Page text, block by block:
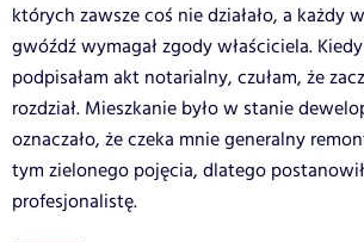
których zawsze coś nie działało, a każdy
gwóźdź wymagał zgody właściciela.
podpisałam akt notarialny, czułam, że
rozdział. Mieszkanie było w stanie
oznaczało, że czeka mnie generalny
tym zielonego pojęcia, dlatego
profesjonalistę.